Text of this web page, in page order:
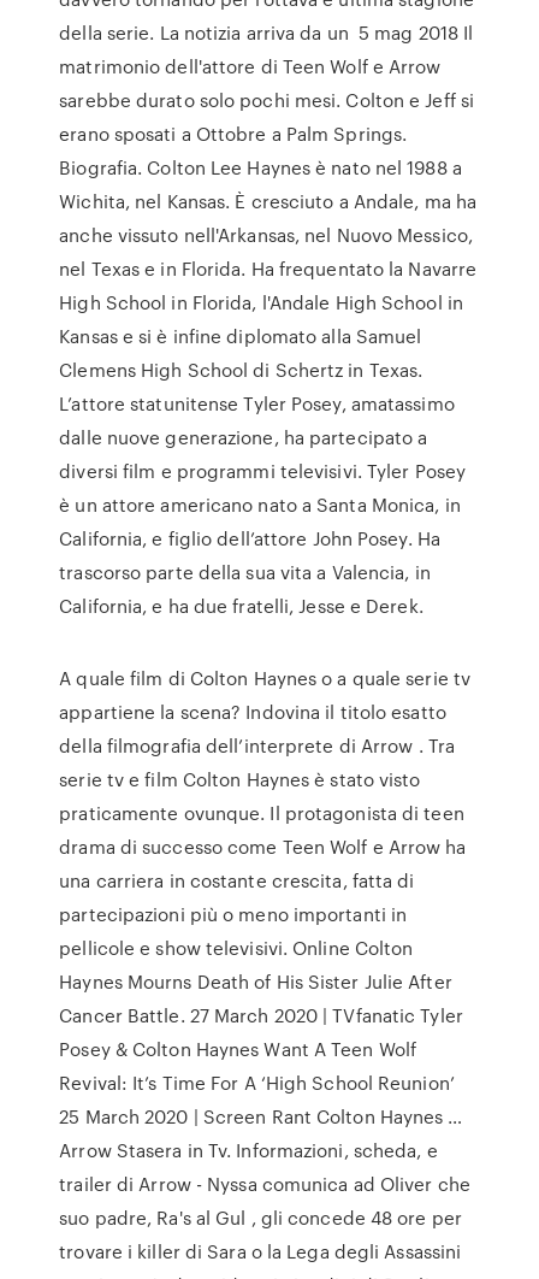
della serie. La notizia arriva da un 5 mag 2018 Il
matrimonio dell'attore di Teen Wolf e Arrow
sarebbe durato solo pochi mesi. Colton e Jeff si
erano sposati a Ottobre a Palm Springs.
Biografia. Colton Lee Haynes è nato nel 1988 a
Wichita, nel Kansas. È cresciuto a Andale, ma ha
anche vissuto nell'Arkansas, nel Nuovo Messico,
nel Texas e in Florida. Ha frequentato la Navarre
High School in Florida, l'Andale High School in
Kansas e si è infine diplomato alla Samuel
Clemens High School di Schertz in Texas.
L’attore statunitense Tyler Posey, amatassimo
dalle nuove generazione, ha partecipato a
diversi film e programmi televisivi. Tyler Posey
è un attore americano nato a Santa Monica, in
California, e figlio dell’attore John Posey. Ha
trascorso parte della sua vita a Valencia, in
California, e ha due fratelli, Jesse e Derek.
A quale film di Colton Haynes o a quale serie tv
appartiene la scena? Indovina il titolo esatto
della filmografia dell’interprete di Arrow . Tra
serie tv e film Colton Haynes è stato visto
praticamente ovunque. Il protagonista di teen
drama di successo come Teen Wolf e Arrow ha
una carriera in costante crescita, fatta di
partecipazioni più o meno importanti in
pellicole e show televisivi. Online Colton
Haynes Mourns Death of His Sister Julie After
Cancer Battle. 27 March 2020 | TVfanatic Tyler
Posey & Colton Haynes Want A Teen Wolf
Revival: It’s Time For A ‘High School Reunion’
25 March 2020 | Screen Rant Colton Haynes …
Arrow Stasera in Tv. Informazioni, scheda, e
trailer di Arrow - Nyssa comunica ad Oliver che
suo padre, Ra's al Gul , gli concede 48 ore per
trovare i killer di Sara o la Lega degli Assassini